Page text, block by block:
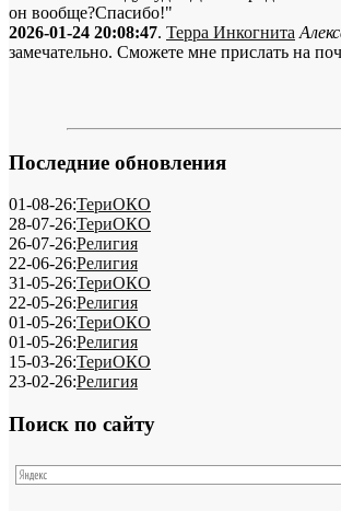
он вообще?Спасибо!"
2026-01-24 20:08:47. Терра Инкогнита
замечательно. Сможете мне прислать на
Последние обновления
01-08-26:ТериОКО
28-07-26:ТериОКО
26-07-26:Религия
22-06-26:Религия
31-05-26:ТериОКО
22-05-26:Религия
01-05-26:ТериОКО
01-05-26:Религия
15-03-26:ТериОКО
23-02-26:Религия
Поиск по сайту